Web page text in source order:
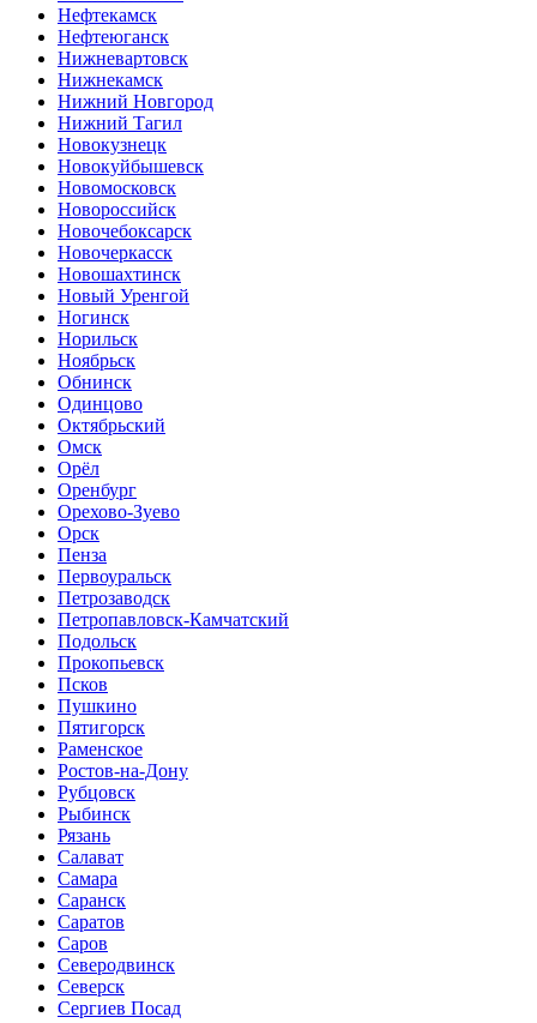
Нефтекамск
Нефтеюганск
Нижневартовск
Нижнекамск
Нижний Новгород
Нижний Тагил
Новокузнецк
Новокуйбышевск
Новомосковск
Новороссийск
Новочебоксарск
Новочеркасск
Новошахтинск
Новый Уренгой
Ногинск
Норильск
Ноябрьск
Обнинск
Одинцово
Октябрьский
Омск
Орёл
Оренбург
Орехово-Зуево
Орск
Пенза
Первоуральск
Петрозаводск
Петропавловск-Камчатский
Подольск
Прокопьевск
Псков
Пушкино
Пятигорск
Раменское
Ростов-на-Дону
Рубцовск
Рыбинск
Рязань
Салават
Самара
Саранск
Саратов
Саров
Северодвинск
Северск
Сергиев Посад